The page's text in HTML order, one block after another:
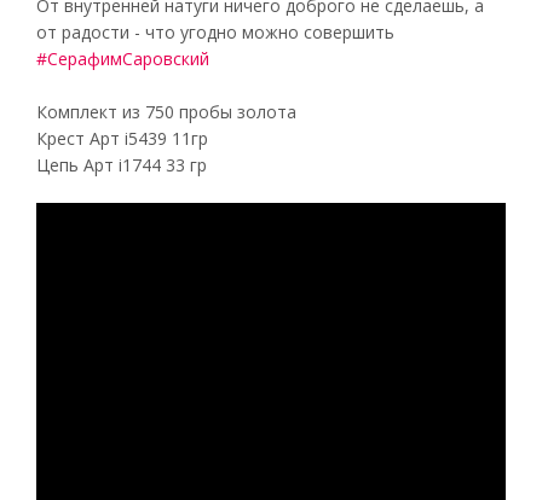
От внутренней натуги ничего доброго не сделаешь, а
от радости - что угодно можно совершить
#СерафимСаровский
Комплект из 750 пробы золота
Крест Арт i5439 11гр
Цепь Арт i1744 33 гр